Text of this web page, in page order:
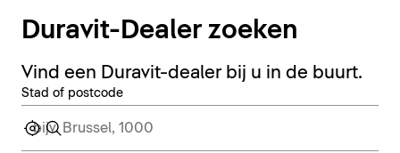
Duravit-Dealer zoeken
Vind een Duravit-dealer bij u in de buurt.
Stad of postcode